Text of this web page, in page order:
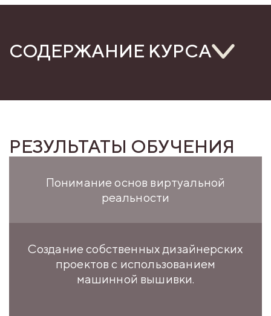
СОДЕРЖАНИЕ КУРСА
РЕЗУЛЬТАТЫ ОБУЧЕНИЯ
Понимание основ виртуальной
реальности
Создание собственных дизайнерских
проектов с использованием
машинной вышивки.